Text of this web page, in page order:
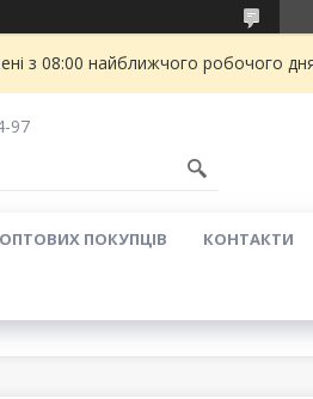
з 08:00 найближчого робочого
97
ПОКУПЦІВ КОНТАКТИ